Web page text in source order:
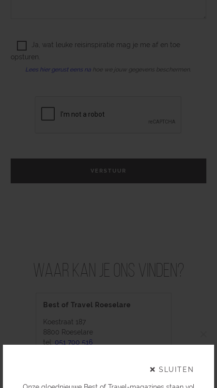
SLUITEN
Ja, wat leuke reisinspiratie mag je me af en toe
opsturen.
Lees hier gerust eens na hoe we jouw gegevens beschermen.
Waar kan je ons vinden?
Best of Travel Roeselare
Koestraat 187
8800 Roeselare
tel: 051 700 516